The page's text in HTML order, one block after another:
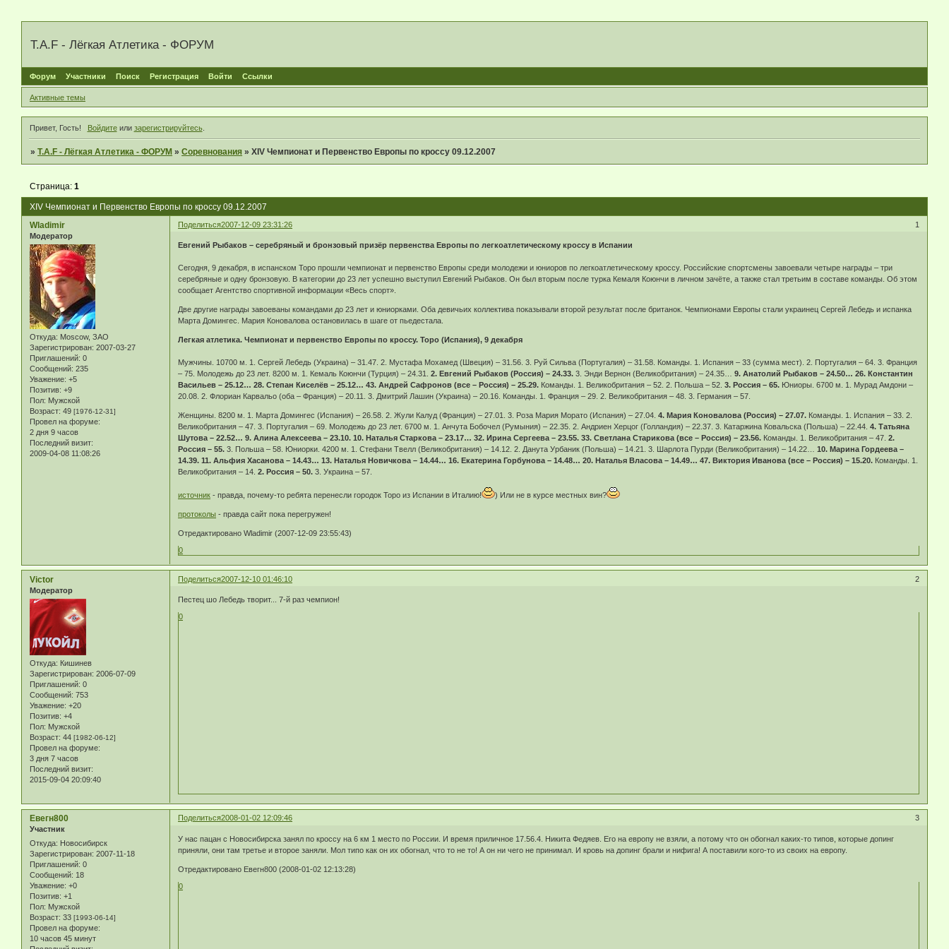
T.A.F - Лёгкая Атлетика - ФОРУМ
Форум Участники Поиск Регистрация Войти Ссылки
Активные темы
Привет, Гость! Войдитеили зарегистрируйтесь.
»T.A.F - Лёгкая Атлетика - ФОРУМ »Соревнования »XIV Чемпионат и Первенство Европы по кроссу 09.12.2007
XIV Чемпионат и Первенство Европы по кроссу 09.12.2007
Страница:1
Поделиться 1
2007-12-09 23:31:26
Wladimir
Модератор
Откуда: Moscow, ЗАО
Зарегистрирован: 2007-03-27
Приглашений: 0
Сообщений: 235
Уважение: +5
Позитив: +9
Пол: Мужской
Возраст: 49 [1976-12-31]
Провел на форуме:
2 дня 9 часов
Последний визит:
2009-04-08 11:08:26
Евгений Рыбаков – серебряный и бронзовый призёр первенства Европы по легкоатлетическому кроссу в Испании
Сегодня, 9 декабря, в испанском Торо прошли чемпионат и первенство Европы среди молодежи и юниоров по легкоатлетическому кроссу. Российские спортсмены завоевали четыре награды – три
серебряные и одну бронзовую. В категории до 23 лет успешно выступил Евгений Рыбаков. Он был вторым после турка Кемаля Коюнчи в личном зачёте, а также стал третьим в составе команды. Об этом
сообщает Агентство спортивной информации «Весь спорт».
Две другие награды завоеваны командами до 23 лет и юниорками. Оба девичьих коллектива показывали второй результат после британок. Чемпионами Европы стали украинец Сергей Лебедь и испанка
Марта Домингес. Мария Коновалова остановилась в шаге от пьедестала.
Легкая атлетика. Чемпионат и первенство Европы по кроссу. Торо (Испания), 9 декабря
Мужчины. 10700 м. 1. Сергей Лебедь (Украина) – 31.47. 2. Мустафа Мохамед (Швеция) – 31.56. 3. Руй Сильва (Португалия) – 31.58. Команды. 1. Испания – 33 (сумма мест). 2. Португалия – 64. 3. Франция
– 75. Молодежь до 23 лет. 8200 м. 1. Кемаль Коюнчи (Турция) – 24.31.2. Евгений Рыбаков (Россия) – 24.33. 3. Энди Вернон (Великобритания) – 24.35…9. Анатолий Рыбаков – 24.50… 26. Константин
Васильев – 25.12… 28. Степан Киселёв – 25.12… 43. Андрей Сафронов (все – Россия) – 25.29. Команды. 1. Великобритания – 52. 2. Польша – 52.3. Россия – 65. Юниоры. 6700 м. 1. Мурад Амдони –
20.08. 2. Флориан Карвальо (оба – Франция) – 20.11. 3. Дмитрий Лашин (Украина) – 20.16. Команды. 1. Франция – 29. 2. Великобритания – 48. 3. Германия – 57.
Женщины. 8200 м. 1. Марта Домингес (Испания) – 26.58. 2. Жули Калуд (Франция) – 27.01. 3. Роза Мария Морато (Испания) – 27.04.4. Мария Коновалова (Россия) – 27.07. Команды. 1. Испания – 33. 2.
Великобритания – 47. 3. Португалия – 69. Молодежь до 23 лет. 6700 м. 1. Анчута Бобочел (Румыния) – 22.35. 2. Андриен Херцог (Голландия) – 22.37. 3. Катаржина Ковальска (Польша) – 22.44.4. Татьяна
Шутова – 22.52… 9. Алина Алексеева – 23.10. 10. Наталья Старкова – 23.17… 32. Ирина Сергеева – 23.55. 33. Светлана Старикова (все – Россия) – 23.56. Команды. 1. Великобритания – 47.2.
Россия – 55. 3. Польша – 58. Юниорки. 4200 м. 1. Стефани Твелл (Великобритания) – 14.12. 2. Данута Урбаник (Польша) – 14.21. 3. Шарлота Пурди (Великобритания) – 14.22…
10. Марина Гордеева –
14.39. 11. Альфия Хасанова – 14.43… 13. Наталья Новичкова – 14.44… 16. Екатерина Горбунова – 14.48… 20. Наталья Власова – 14.49… 47. Виктория Иванова (все – Россия) – 15.20. Команды. 1.
Великобритания – 14. 2. Россия – 50. 3. Украина – 57.
источник - правда, почему-то ребята перенесли городок Торо из Испании в Италию! ) Или не в курсе местных вин?
протоколы - правда сайт пока перегружен!
Отредактировано Wladimir (2007-12-09 23:55:43)
0
Поделиться 2
2007-12-10 01:46:10
Victor
Модератор
Откуда: Кишинев
Зарегистрирован: 2006-07-09
Приглашений: 0
Сообщений: 753
Уважение: +20
Позитив: +4
Пол: Мужской
Возраст: 44 [1982-06-12]
Провел на форуме:
3 дня 7 часов
Последний визит:
2015-09-04 20:09:40
Пестец шо Лебедь творит... 7-й раз чемпион!
0
Поделиться 3
2008-01-02 12:09:46
Евегн800
Участник
Откуда: Новосибирск
Зарегистрирован: 2007-11-18
Приглашений: 0
Сообщений: 18
Уважение: +0
Позитив: +1
Пол: Мужской
Возраст: 33 [1993-06-14]
Провел на форуме:
10 часов 45 минут
У нас пацан с Новосибирска занял по кроссу на 6 км 1 место по России. И время приличное 17.56.4. Никита Федяев. Его на европу не взяли, а потому что он обогнал каких-то типов, которые допинг
приняли, они там третье и второе заняли. Мол типо как он их обогнал, что то не то! А он ни чего не принимал. И кровь на допинг брали и нифига! А поставили кого-то из своих на европу.
Отредактировано Евегн800 (2008-01-02 12:13:28)
0